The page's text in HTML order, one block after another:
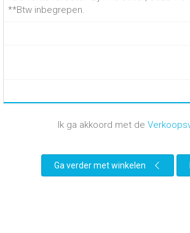
**Btw inbegrepen.
Ik ga akkoord met de
Ga verder met winkelen